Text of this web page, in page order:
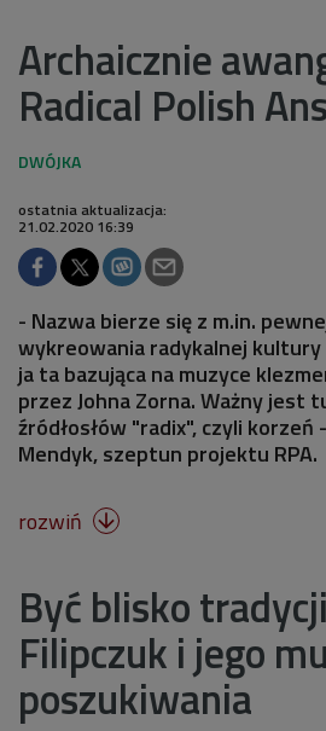
Archaicznie
Radical Polish
ostatnia aktualizacja:
21.02.2020 16:39
- Nazwa bierze się z m.in.
wykreowania radykalnej
ja ta bazująca na muzyce
przez Johna Zorna. Ważny jest
źródłosłów "radix", czyli korzeń
Mendyk, szeptun projektu RPA.
rozwiń 
Być blisko
Filipczuk i jego
poszukiwania